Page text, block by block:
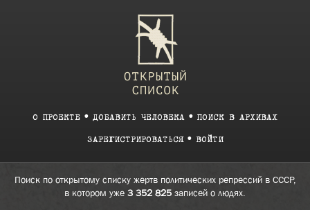
О ПРОЕКТЕ ДОБАВИТЬ ЧЕЛОВЕКА ПОИСК В АРХИВАХ
ЗАРЕГИСТРИРОВАТЬСЯ ВОЙТИ
Поиск по открытому списку жертв политических репрессий в СССР,
в котором уже 3 352 825 записей о людях.